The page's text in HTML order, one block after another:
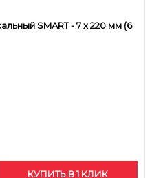
SMART - 7 x 220 мм (6
КУПИТЬ В 1 КЛИК